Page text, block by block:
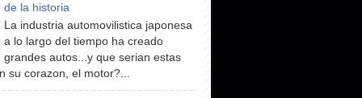
de la historia
La industria automovilistica japonesa
a lo largo del tiempo ha creado
grandes autos...y que serian estas
su corazon, el motor?...